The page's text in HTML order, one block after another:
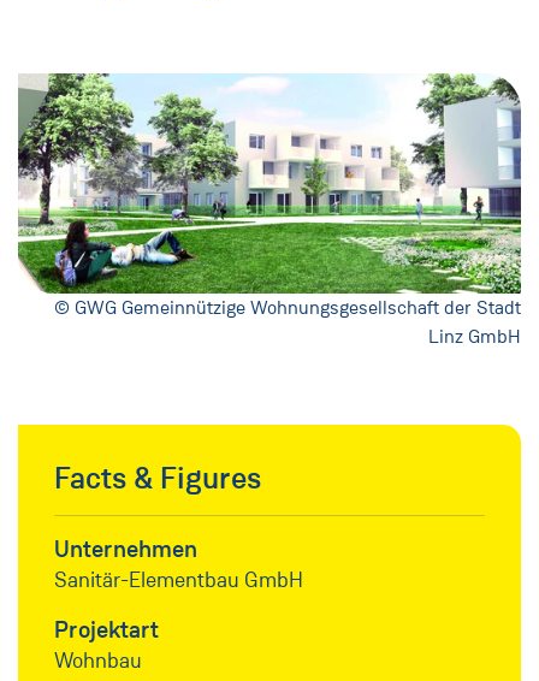
© GWG Gemeinnützige Wohnungsgesellschaft der Stadt
Linz GmbH
Facts & Figures
Unternehmen
Sanitär-Elementbau GmbH
Projektart
Wohnbau